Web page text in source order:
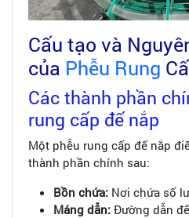
Cấu tạo và
của Phễu Rung
Các thành phần
rung cấp đế nắp
Một phễu rung cấp đế nắp
thành phần chính sau:
Bồn chứa: Nơi chứa số
Máng dẫn: Đường dẫn